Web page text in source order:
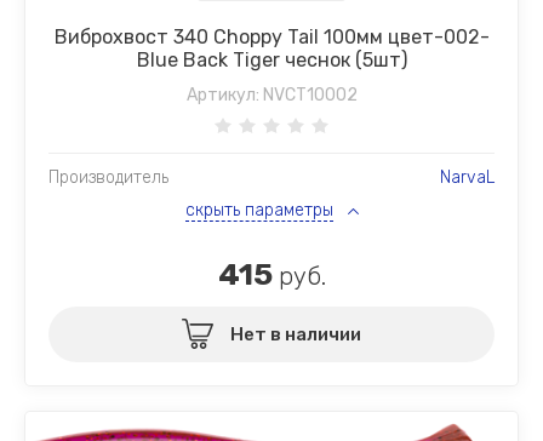
Виброхвост 340 Choppy Tail 100мм цвет-002-
Blue Back Tiger чеснок (5шт)
Артикул: NVCT10002
Производитель
NarvaL
скрыть параметры
415руб.
Нет в наличии